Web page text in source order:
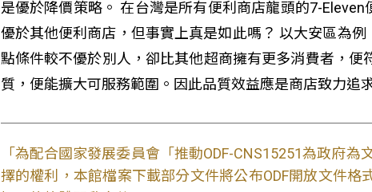
是優於降價策略。 在台灣是所有便利商店龍頭的7-
優於其他便利商店，但事實上真是如此嗎？ 以大安區為
點條件較不優於別人，卻比其他超商擁有更多消費者，
質，便能擴大可服務範圍。因此品質效益應是商店致力追
「為配合國家發展委員會「推動ODF-CNS15251為政府
擇的權利，本館檔案下載部分文件將公布ODF開放文件